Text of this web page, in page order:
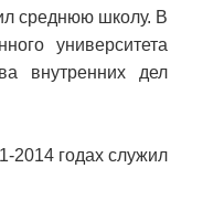
среднюю школу. В
университета
внутренних дел
2014 годах служил